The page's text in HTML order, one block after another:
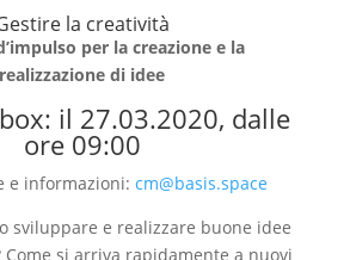
la creatività
per la creazione e la
realizzazione di idee
il 27.03.2020, dalle
ore 09:00
e informazioni:cm@basis.space
sviluppare e realizzare buone idee
Come si arriva rapidamente a nuovi